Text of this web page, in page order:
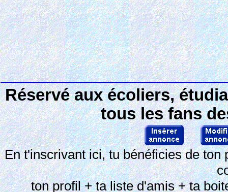
Réservé aux écoliers,
tous les fans
En t'inscrivant ici, tu bénéficies de
ton profil + ta liste d'amis + ta